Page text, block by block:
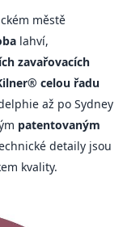
městě
lahví,
zavařovacích
celou řadu
až po Sydney
patentovaným
detaily jsou
kvality.